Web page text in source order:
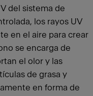
del sistema de
los rayos UV
en el aire para crear
se encarga de
el olor y las
de grasa y
en forma de